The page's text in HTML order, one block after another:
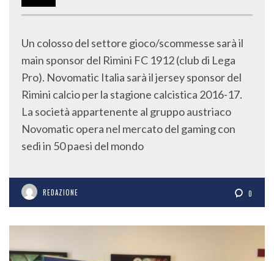
SET2016
Un colosso del settore gioco/scommesse sarà il
main sponsor del Rimini FC 1912 (club di Lega
Pro). Novomatic Italia sarà il jersey sponsor del
Rimini calcio per la stagione calcistica 2016-17.
La società appartenente al gruppo austriaco
Novomatic opera nel mercato del gaming con
sedi in 50 paesi del mondo